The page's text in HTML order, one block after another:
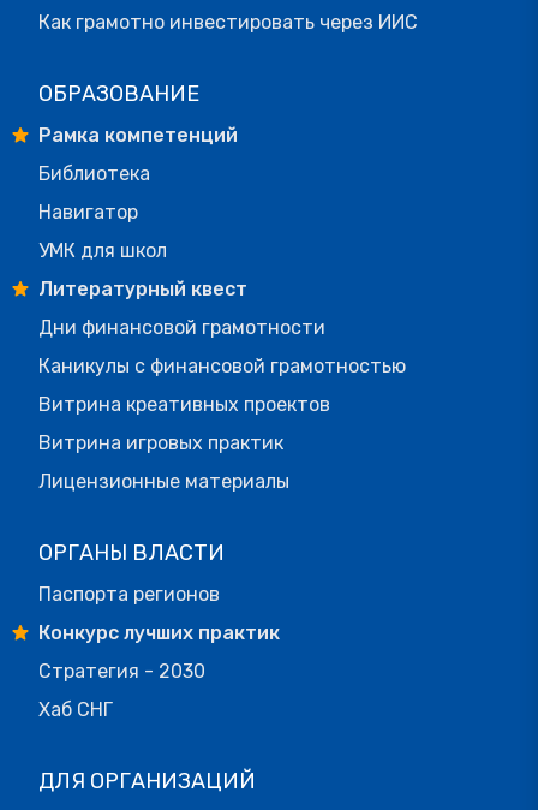
Как грамотно инвестировать через ИИС
ОБРАЗОВАНИЕ
Рамка компетенций
Библиотека
Навигатор
УМК для школ
Литературный квест
Дни финансовой грамотности
Каникулы с финансовой грамотностью
Витрина креативных проектов
Витрина игровых практик
Лицензионные материалы
ОРГАНЫ ВЛАСТИ
Паспорта регионов
Конкурс лучших практик
Стратегия - 2030
Хаб СНГ
ДЛЯ ОРГАНИЗАЦИЙ